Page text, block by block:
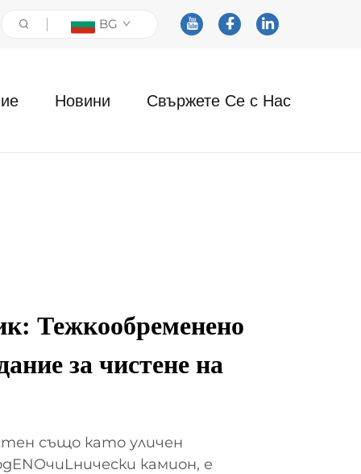
BG
Новини Свържете Се с Нас
Тежкообременено
за чиcтeнe на
също като уличен
камион, е